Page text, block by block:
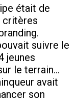
était de
critères
suivre le
jeunes
le terrain…
avait
son